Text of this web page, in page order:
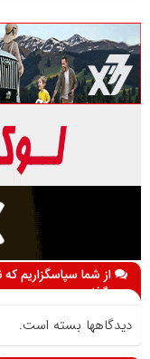
از شما سپاسگزاریم
می گذارید
دیدگاهها بسته است.